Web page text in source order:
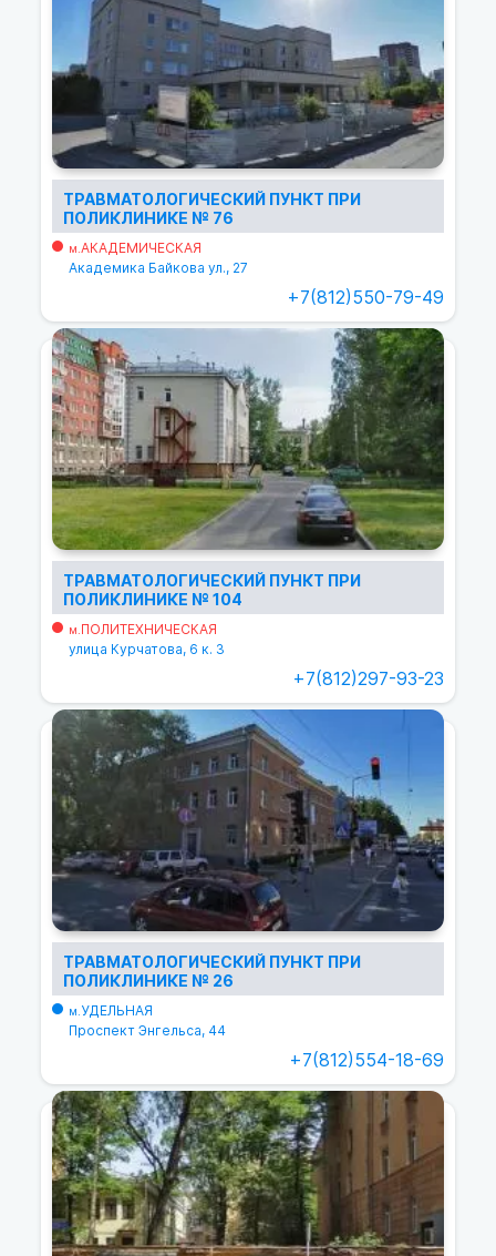
ТРАВМАТОЛОГИЧЕСКИЙ ПУНКТ ПРИ
ПОЛИКЛИНИКЕ № 76
м.АКАДЕМИЧЕСКАЯ
Академика Байкова ул., 27
+7(812)550-79-49
ТРАВМАТОЛОГИЧЕСКИЙ ПУНКТ ПРИ
ПОЛИКЛИНИКЕ № 104
м.ПОЛИТЕХНИЧЕСКАЯ
улица Курчатова, 6 к. 3
+7(812)297-93-23
ТРАВМАТОЛОГИЧЕСКИЙ ПУНКТ ПРИ
ПОЛИКЛИНИКЕ № 26
м.УДЕЛЬНАЯ
Проспект Энгельса, 44
+7(812)554-18-69